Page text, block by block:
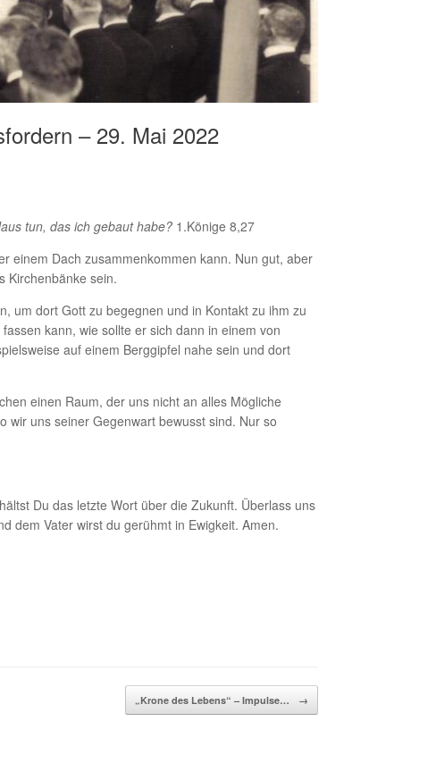
– 29. Mai 2022
tun, das ich gebaut habe? 1.Könige 8,27
einem Dach zusammenkommen kann. Nun gut, aber
Kirchenbänke sein.
um dort Gott zu begegnen und in Kontakt zu ihm zu
kann, wie sollte er sich dann in einem von
auf einem Berggipfel nahe sein und dort
einen Raum, der uns nicht an alles Mögliche
wir uns seiner Gegenwart bewusst sind. Nur so
Du das letzte Wort über die Zukunft. Überlass uns
dem Vater wirst du gerühmt in Ewigkeit. Amen.
„Krone des Lebens“ – Impulse… →